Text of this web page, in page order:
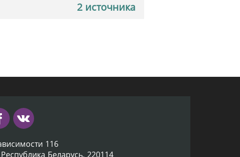
2 источника
116
Беларусь, 220114